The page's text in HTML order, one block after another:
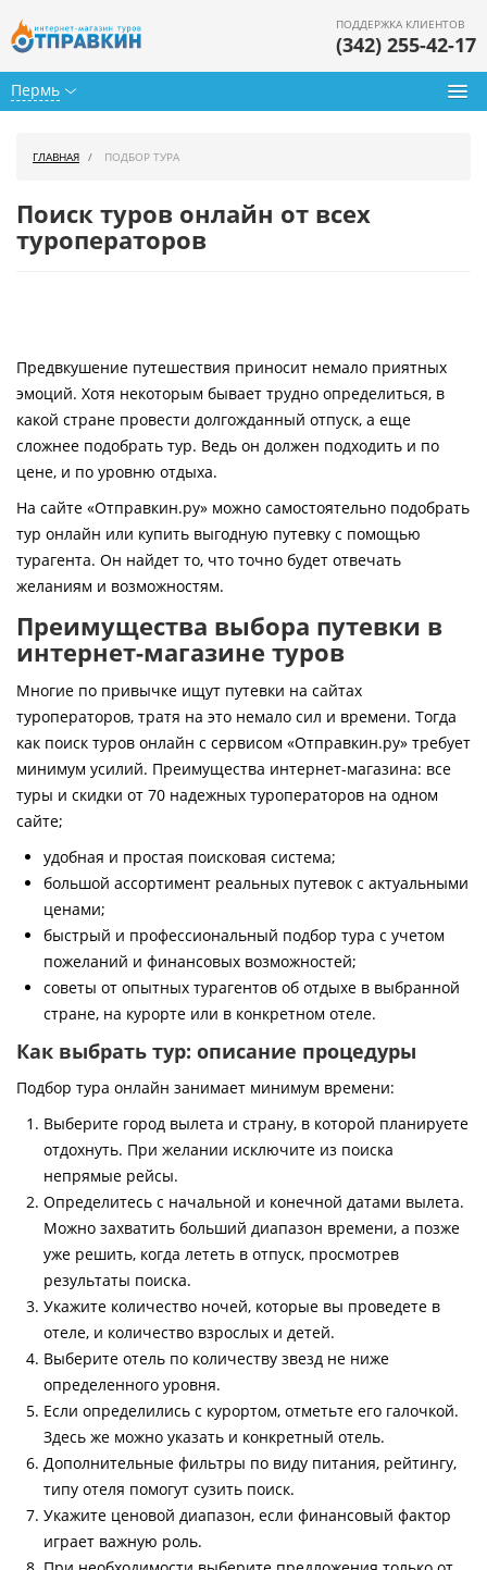
Пермь
ПОДДЕРЖКА КЛИЕНТОВ
(342) 255-42-17
Горящие туры
Страны
Как купить
Контакты
ГЛАВНАЯ ПОДБОР ТУРА
Поиск туров онлайн от всех
туроператоров
Предвкушение путешествия приносит немало приятных
эмоций. Хотя некоторым бывает трудно определиться, в
какой стране провести долгожданный отпуск, а еще
сложнее подобрать тур. Ведь он должен подходить и по
цене, и по уровню отдыха.
На сайте «Отправкин.ру» можно самостоятельно подобрать
тур онлайн или купить выгодную путевку с помощью
турагента. Он найдет то, что точно будет отвечать
желаниям и возможностям.
Преимущества выбора путевки в
интернет-магазине туров
Многие по привычке ищут путевки на сайтах
туроператоров, тратя на это немало сил и времени. Тогда
как поиск туров онлайн с сервисом «Отправкин.ру» требует
минимум усилий. Преимущества интернет-магазина: все
туры и скидки от 70 надежных туроператоров на одном
сайте;
удобная и простая поисковая система;
большой ассортимент реальных путевок с актуальными
ценами;
быстрый и профессиональный подбор тура с учетом
пожеланий и финансовых возможностей;
советы от опытных турагентов об отдыхе в выбранной
стране, на курорте или в конкретном отеле.
Как выбрать тур: описание процедуры
Подбор тура онлайн занимает минимум времени:
Выберите город вылета и страну, в которой планируете
отдохнуть. При желании исключите из поиска
непрямые рейсы.
Определитесь с начальной и конечной датами вылета.
Можно захватить больший диапазон времени, а позже
уже решить, когда лететь в отпуск, просмотрев
результаты поиска.
Укажите количество ночей, которые вы проведете в
отеле, и количество взрослых и детей.
Выберите отель по количеству звезд не ниже
определенного уровня.
Если определились с курортом, отметьте его галочкой.
Здесь же можно указать и конкретный отель.
Дополнительные фильтры по виду питания, рейтингу,
типу отеля помогут сузить поиск.
Укажите ценовой диапазон, если финансовый фактор
играет важную роль.